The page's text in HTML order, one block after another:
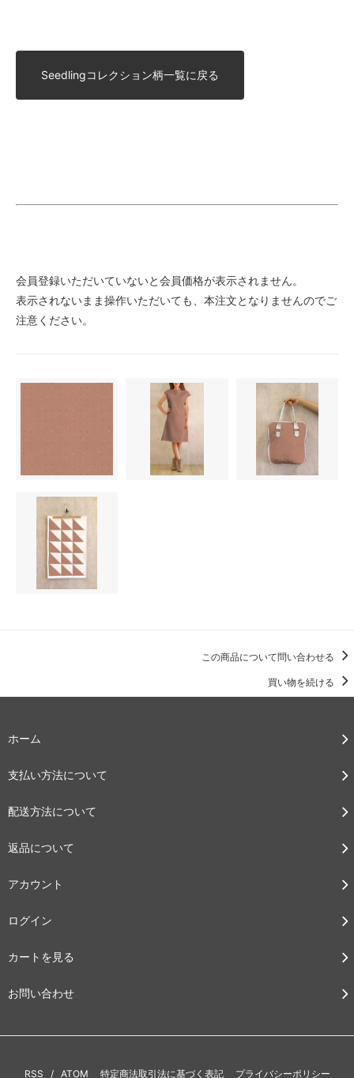
Seedlingコレクション柄一覧に戻る
会員登録いただいていないと会員価格が表示されません。
表示されないまま操作いただいても、本注文となりませんのでご
注意ください。
この商品について問い合わせる
買い物を続ける
ホーム
支払い方法について
配送方法について
返品について
アカウント
ログイン
カートを見る
お問い合わせ
RSS / ATOM 特定商法取引法に基づく表記 プライバシーポリシー